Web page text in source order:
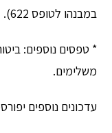
במבנהו לטופס 622).
* טפסים נוספים:
משלימים.
עדכונים נוספים